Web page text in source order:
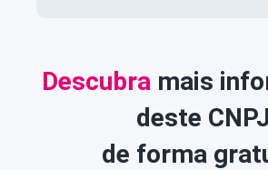
Descubramais
deste CNPJ
de forma